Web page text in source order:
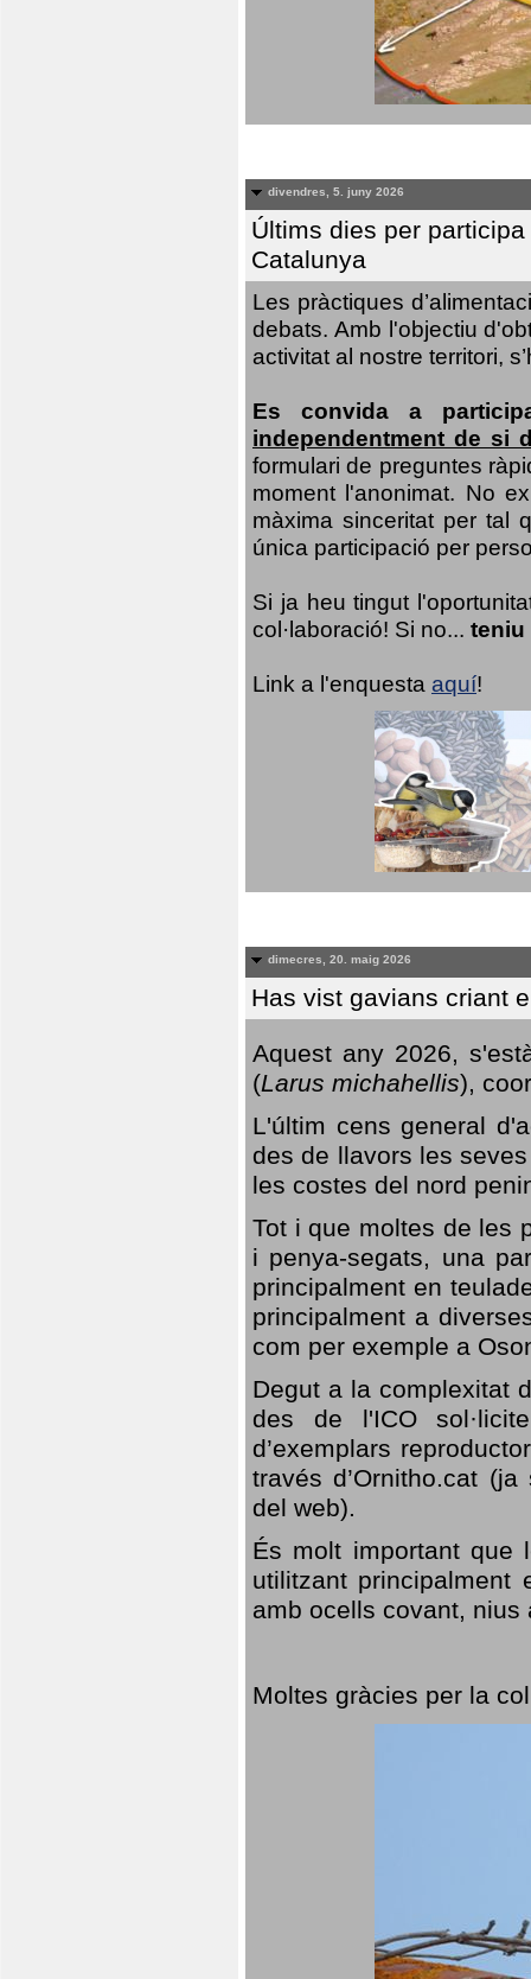
divendres, 5. juny 2026
Últims dies per
Catalunya
Les pràctiques
debats. Amb l'objectiu
activitat al nostre territori,
Es convida a
independentment de si
formulari de preguntes
moment l'anonimat. No
màxima sinceritat per tal
única participació per
Si ja heu tingut
col·laboració! Si no... teniu
Link a l'enquesta aquí!
dimecres, 20. maig 2026
Has vist gavians criant
Aquest any 2026,
(Larus michahellis),
L'últim cens general
des de llavors les
les costes del nord
Tot i que moltes de les
i penya-segats, una
principalment en
principalment a
com per exemple a
Degut a la complexitat
des de l'ICO
d’exemplars
través d’Ornitho.cat
del web).
És molt important que
utilitzant
amb ocells covant,
Moltes gràcies per la